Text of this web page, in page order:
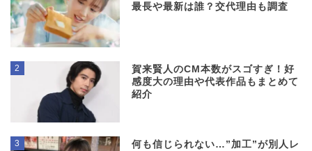
最長や最新は誰？交代理由も調査
2
賀来賢人のCM本数がスゴすぎ！好
感度大の理由や代表作品もまとめて
紹介
3
何も信じられない…”加工”が別人レ